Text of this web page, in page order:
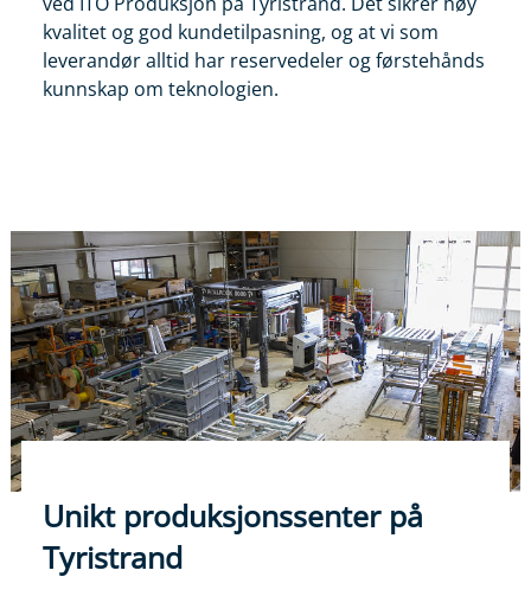
kvalitet og god kundetilpasning, og at vi som
leverandør alltid har reservedeler og førstehånds
kunnskap om teknologien.
Unikt produksjonssenter på
Tyristrand